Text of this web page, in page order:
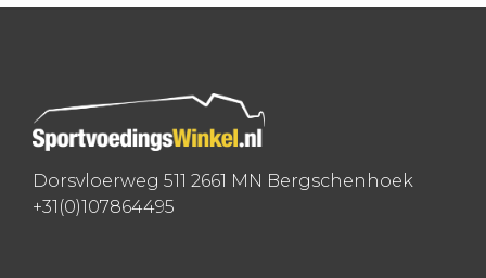
Dorsvloerweg 511 2661 MN Bergschenhoek
+31(0)107864495